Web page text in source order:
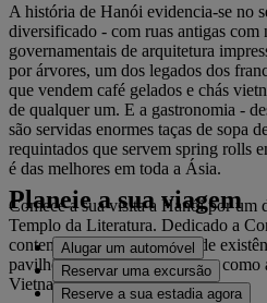
A história de Hanói evidencia-se no
diversificado - com ruas antigas com
governamentais de arquitetura
por árvores, um dos legados dos
que vendem café gelados e chás
de qualquer um. E a gastronomia -
são servidas enormes taças de sopa
requintados que servem spring rolls
é das melhores em toda a Ásia.
Comece a sua visita a Hanói por um
Templo da Literatura. Dedicado a
contemplação tem mil anos de
pavilhões e jardins faz lembrar como
Vietname.
Planeie a sua viagem
Alugar um automóvel
Reservar uma excursão
Reserve a sua estadia agora